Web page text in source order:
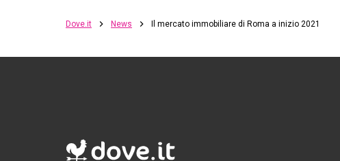
Dove.it News Il mercato immobiliare di Roma a inizio 2021